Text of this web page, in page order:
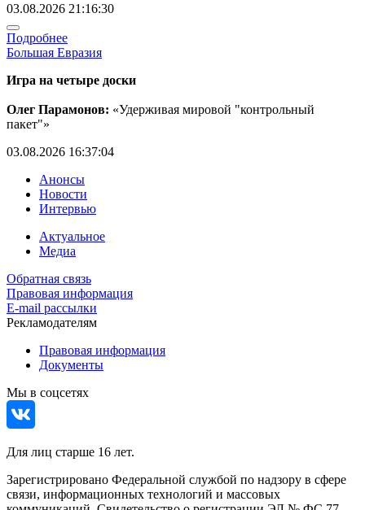
03.08.2026 21:16:30
Подробнее
Большая Евразия
Игра на четыре доски
Олег Парамонов: «Удерживая мировой "контрольный
пакет"»
03.08.2026 16:37:04
Анонсы
Новости
Интервью
Актуальное
Медиа
Обратная связь
Правовая информация
E-mail рассылки
Рекламодателям
Правовая информация
Документы
Мы в соцсетях
Для лиц старше 16 лет.
Зарегистрировано Федеральной службой по надзору в сфере
связи, информационных технологий и массовых